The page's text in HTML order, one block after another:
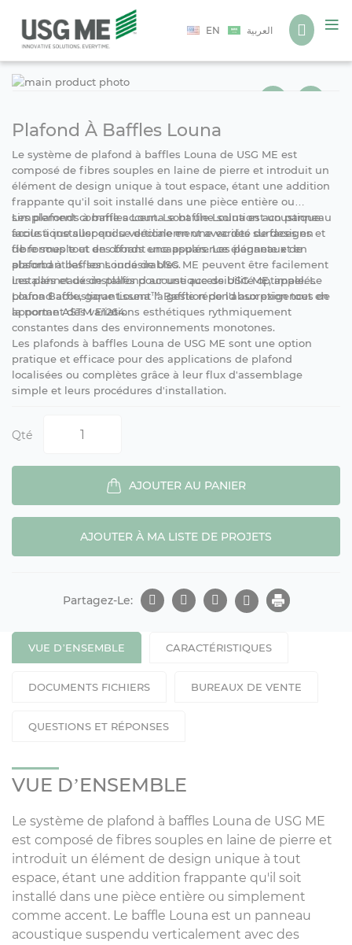
EN العربية
Plafond À Baffles Louna
Le système de plafond à baffles Louna de USG ME est
composé de fibres souples en laine de pierre et introduit un
élément de design unique à tout espace, étant une addition
frappante qu'il soit installé dans une pièce entière ou
simplement comme accent. Le baffle Louna est un panneau
acoustique suspendu verticalement avec des surfaces en
fibre souple et des bords encapsulés. Les panneaux de
plafond à baffles Louna de USG ME peuvent être facilement
installés et désinstallés pour une accessibilité optimale. Le
plafond acoustique Louna™ Baffle répond aux exigences de
la norme ASTM E1264.
Les plafonds à baffles Louna sont une solution acoustique
facile à installer qui se décline en une variété de designs et
de formes tout en offrant une apparence élégante et en
absorbant les sons indésirables.
Les panneaux de plafond acoustique de USG ME, appelés
Louna Baffle, garantissent la gestion de l'absorption tout en
apportant des variations esthétiques rythmiquement
constantes dans des environnements monotones.
Les plafonds à baffles Louna de USG ME sont une option
pratique et efficace pour des applications de plafond
localisées ou complètes grâce à leur flux d'assemblage
simple et leurs procédures d'installation.
Qté
AJOUTER AU PANIER
AJOUTER À MA LISTE DE PROJETS
Partagez-Le:
VUE D’ENSEMBLE CARACTÉRISTIQUES
DOCUMENTS FICHIERS BUREAUX DE VENTE
QUESTIONS ET RÉPONSES
VUE D’ENSEMBLE
Le système de plafond à baffles Louna de USG ME
est composé de fibres souples en laine de pierre et
introduit un élément de design unique à tout
espace, étant une addition frappante qu'il soit
installé dans une pièce entière ou simplement
comme accent. Le baffle Louna est un panneau
acoustique suspendu verticalement avec des